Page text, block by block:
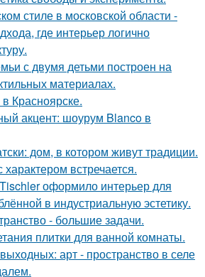
стиле в московской области -
где интерьер логично
с двумя детьми построен на
материалах.
Красноярске.
акцент: шоурум Blanco в
дом, в котором живут традиции.
характером встречается.
оформило интерьер для
в индустриальную эстетику.
- большие задачи.
плитки для ванной комнаты.
арт - пространство в селе